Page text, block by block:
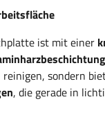
ist mit einer
sondern
, die gerade in